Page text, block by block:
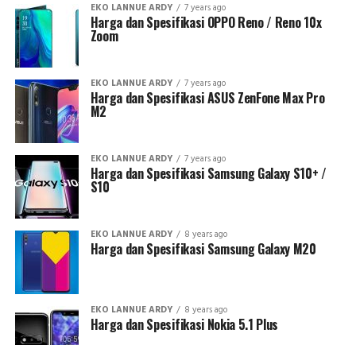
EKO LANNUE ARDY 7 years ago
Harga dan Spesifikasi OPPO Reno / Reno 10x
Zoom
EKO LANNUE ARDY 7 years ago
Harga dan Spesifikasi ASUS ZenFone Max Pro
M2
EKO LANNUE ARDY 7 years ago
Harga dan Spesifikasi Samsung Galaxy S10+ /
S10
EKO LANNUE ARDY 8 years ago
Harga dan Spesifikasi Samsung Galaxy M20
EKO LANNUE ARDY 8 years ago
Harga dan Spesifikasi Nokia 5.1 Plus